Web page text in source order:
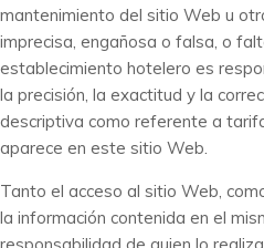
mantenimiento del sitio Web u
imprecisa, engañosa o falsa, o
establecimiento hotelero es
la precisión, la exactitud y la
descriptiva como referente a
aparece en este sitio Web.
Tanto el acceso al sitio Web,
la información contenida en el
responsabilidad de quien lo